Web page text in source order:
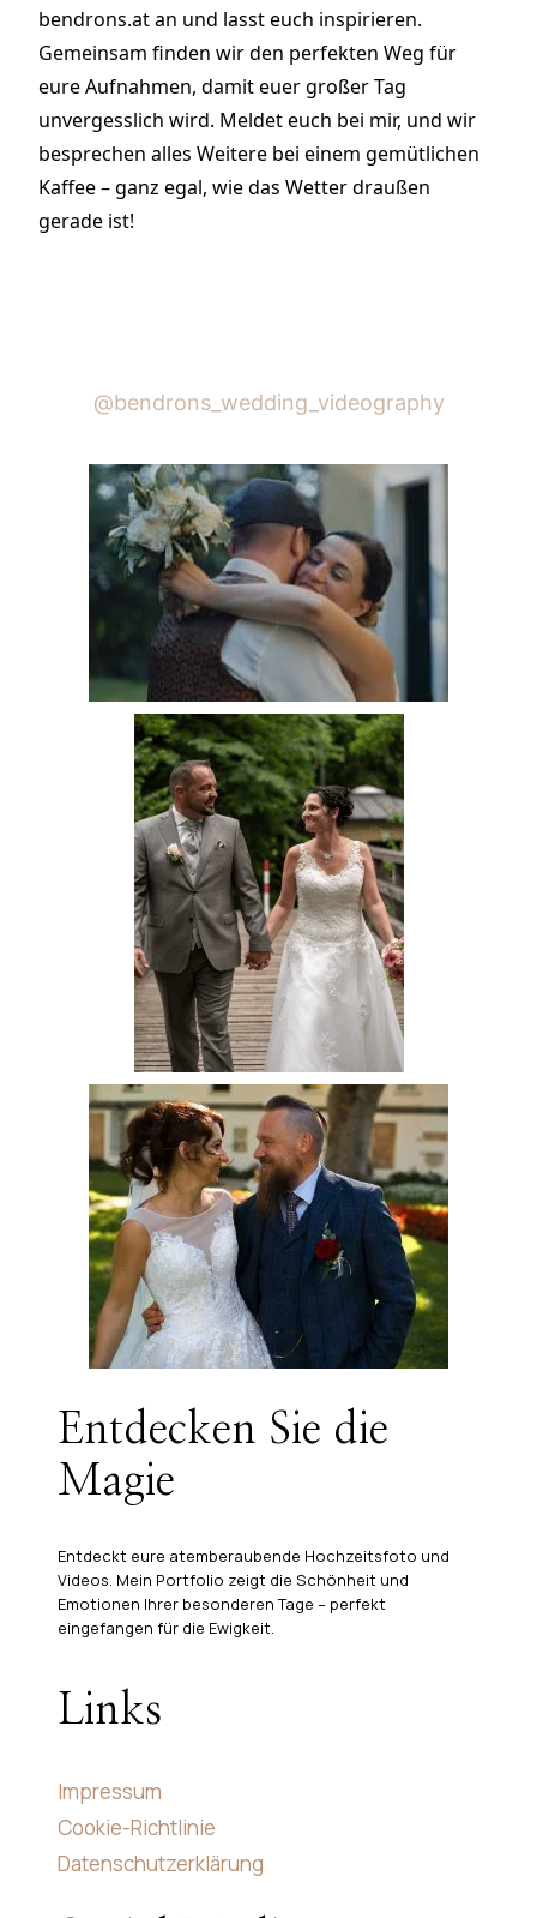
bendrons.at an und lasst euch inspirieren.
Gemeinsam finden wir den perfekten Weg für
eure Aufnahmen, damit euer großer Tag
unvergesslich wird. Meldet euch bei mir, und wir
besprechen alles Weitere bei einem gemütlichen
Kaffee – ganz egal, wie das Wetter draußen
gerade ist!
@bendrons_wedding_videography
Entdecken Sie die
Magie
Entdeckt eure atemberaubende Hochzeitsfoto und
Videos. Mein Portfolio zeigt die Schönheit und
Emotionen Ihrer besonderen Tage – perfekt
eingefangen für die Ewigkeit.
Links
Impressum
Cookie-Richtlinie
Datenschutzerklärung